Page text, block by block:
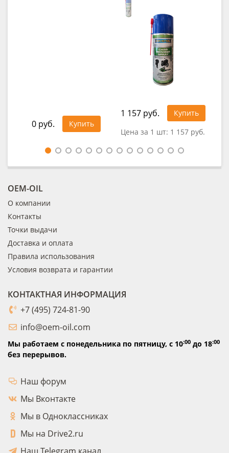
0 руб. Купить
1 157 руб.
Купить
Цена за 1 шт: 1 157 руб.
OEM-OIL
О компании
Контакты
Точки выдачи
Доставка и оплата
Правила использования
Условия возврата и гарантии
КОНТАКТНАЯ ИНФОРМАЦИЯ
+7 (495) 724-81-90
info@oem-oil.com
Мы работаем с понедельника по пятницу, с 10:00 до 18:00
без перерывов.
Наш форум
Мы Вконтакте
Мы в Одноклассниках
Мы на Drive2.ru